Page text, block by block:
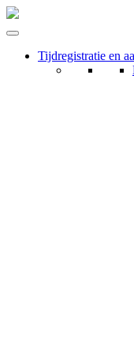
Tijdregistratie en